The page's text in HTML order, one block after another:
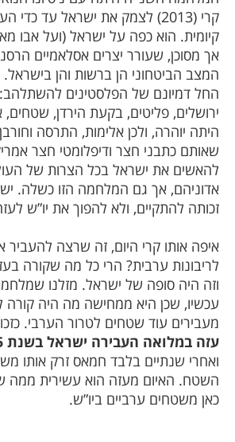
קרי (2013) לצמק את ישראל עד
קיומית. הוא כפה על ישראל (ועל אבו
אך מסוכן, שעורר יצרים אסלאמיים
המצב הביטחוני הן ברשות והן בישראל.
החל דמיונם של הפלסטינים
ירושלים, פליטים, בקעת הירדן, שטחים,
היתה יוהרה, ולכן אלימות, התרסה
שאותם כתבני חצר ודיפלומטי חצר
להאשים את ישראל בכל הצרות של
אדוניהם, אך גם המלחמה הזו כשלה.
זכותה להתקיים, ולא להפוך את יו”ש
איפה אותו קרי היום, זה שרצה להעביר
לריבונות ערבית? הרי כל מה שקורה
וזה היה סופה של ישראל. מזלנו
עכשיו, שכן היא ממחישה מה היה קורה
מעבירים עוד שטחים לטרור הערבי.
עזה במלואה העבירה ישראל בשנת 2005 לאבו מאזן,
ואחרי שנתיים בלבד חמאס זרק אותו
השטח. האיום מעזה הוא עשירית ממה
כאן משטחים ערביים ביו”ש.